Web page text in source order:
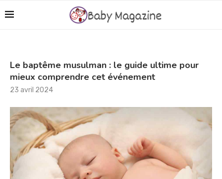
Le baptême musulman : le guide ultime pour
mieux comprendre cet événement
23 avril 2024